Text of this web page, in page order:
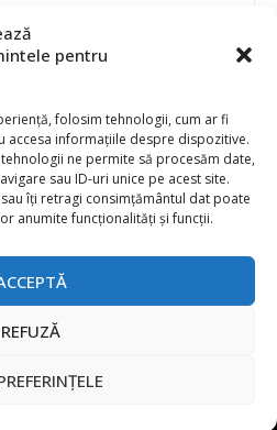
pentru
folosim tehnologii, cum ar fi
accesa informațiile despre dispozitive.
ne permite să procesăm date,
sau ID-uri unice pe acest site.
îți retragi consimțământul dat poate
anumite funcționalități și funcții.
REFUZĂ
Publicitate
Azi”